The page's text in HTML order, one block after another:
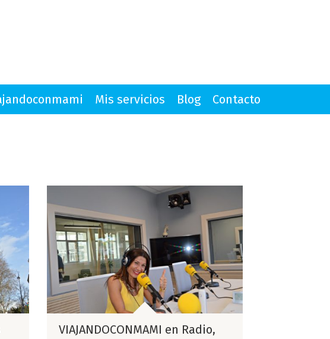
Mis servicios Blog Contacto
VIAJANDOCONMAMI en Radio,